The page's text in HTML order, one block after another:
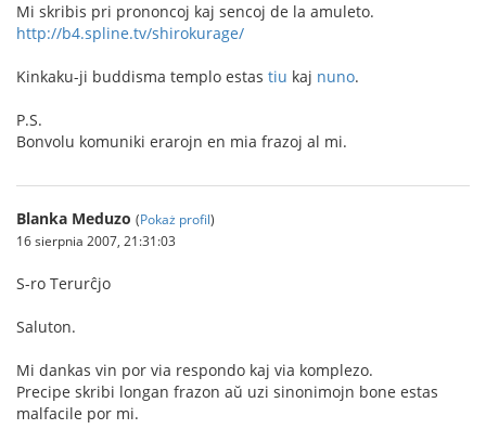
Mi skribis pri prononcoj kaj sencoj de la amuleto.
http://b4.spline.tv/shirokurage/
Kinkaku-ji buddisma templo estas tiu kaj nuno.
P.S.
Bonvolu komuniki erarojn en mia frazoj al mi.
Blanka Meduzo (Pokaż profil)
16 sierpnia 2007, 21:31:03
S-ro Terurĉjo
Saluton.
Mi dankas vin por via respondo kaj via komplezo.
Precipe skribi longan frazon aŭ uzi sinonimojn bone estas
malfacile por mi.